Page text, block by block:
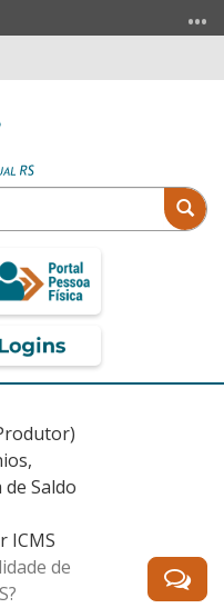
Saldo
ICMS
de